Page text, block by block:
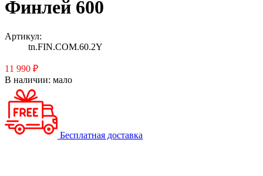
Финлей 600
Артикул:
tn.FIN.COM.60.2Y
11 990 ₽
В наличии: мало
Бесплатная доставка